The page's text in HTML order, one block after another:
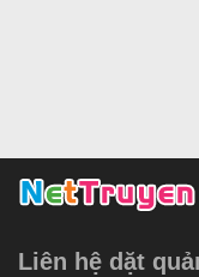
Liên hệ dặt